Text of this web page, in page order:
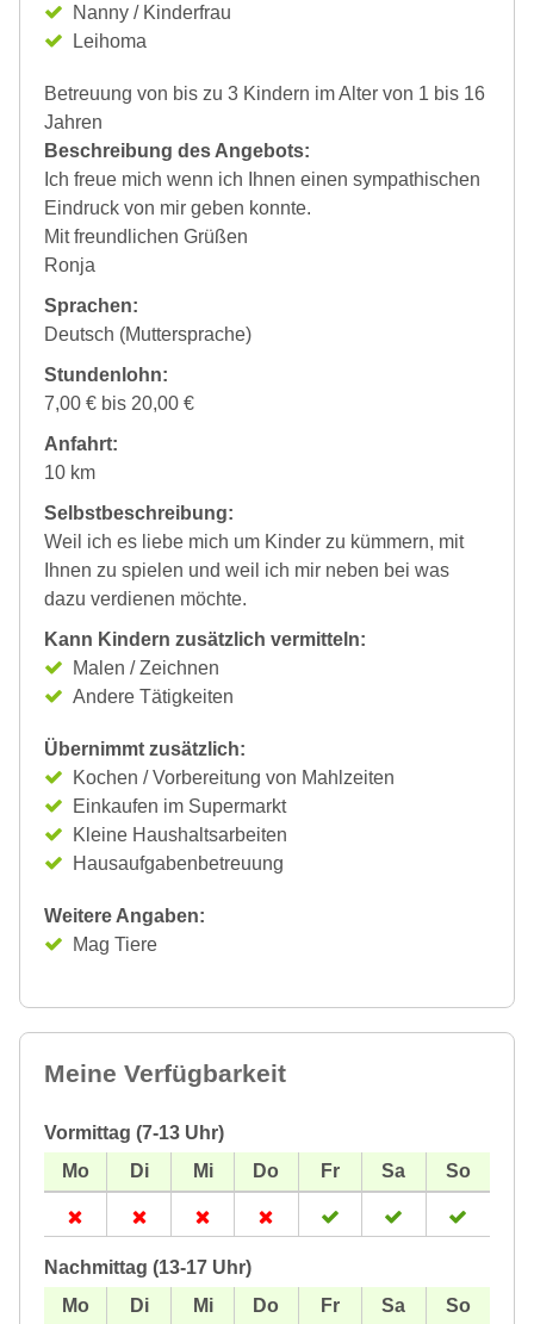
Nanny / Kinderfrau
Leihoma
Betreuung von bis zu 3 Kindern im Alter von 1 bis 16
Jahren
Beschreibung des Angebots:
Ich freue mich wenn ich Ihnen einen sympathischen
Eindruck von mir geben konnte.
Mit freundlichen Grüßen
Ronja
Sprachen:
Deutsch (Muttersprache)
Stundenlohn:
7,00 € bis 20,00 €
Anfahrt:
10 km
Selbstbeschreibung:
Weil ich es liebe mich um Kinder zu kümmern, mit
Ihnen zu spielen und weil ich mir neben bei was
dazu verdienen möchte.
Kann Kindern zusätzlich vermitteln:
Malen / Zeichnen
Andere Tätigkeiten
Übernimmt zusätzlich:
Kochen / Vorbereitung von Mahlzeiten
Einkaufen im Supermarkt
Kleine Haushaltsarbeiten
Hausaufgabenbetreuung
Weitere Angaben:
Mag Tiere
Meine Verfügbarkeit
Vormittag (7-13 Uhr)
Nachmittag (13-17 Uhr)